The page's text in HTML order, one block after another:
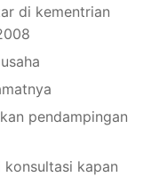
di kementrian
pendampingan
konsultasi kapan